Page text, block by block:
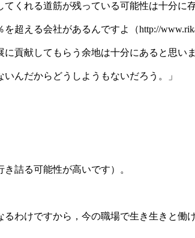
くれる道筋が残っている可能性は十分に
える会社があるんですよ（http://
貢献してもらう余地は十分にあると思い
んだからどうしようもないだろう。」
詰る可能性が高いです）。
わけですから，今の職場で生き生きと働